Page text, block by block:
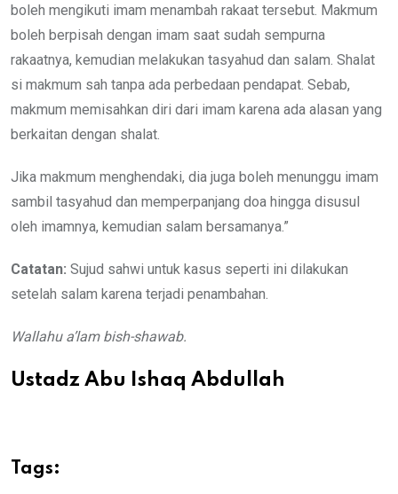
boleh mengikuti imam menambah rakaat tersebut. Makmum
boleh berpisah dengan imam saat sudah sempurna
rakaatnya, kemudian melakukan tasyahud dan salam. Shalat
si makmum sah tanpa ada perbedaan pendapat. Sebab,
makmum memisahkan diri dari imam karena ada alasan yang
berkaitan dengan shalat.
Jika makmum menghendaki, dia juga boleh menunggu imam
sambil tasyahud dan memperpanjang doa hingga disusul
oleh imamnya, kemudian salam bersamanya.”
Catatan: Sujud sahwi untuk kasus seperti ini dilakukan
setelah salam karena terjadi penambahan.
Wallahu a’lam bish-shawab.
Ustadz Abu Ishaq Abdullah
Tags: